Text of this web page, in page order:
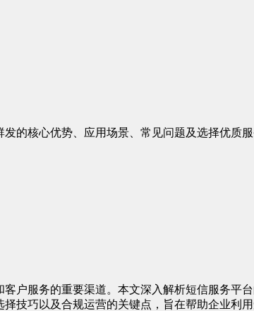
的核心优势、应用场景、常见问题及选择优质
户服务的重要渠道。本文深入解析短信服务平
技巧以及合规运营的关键点，旨在帮助企业利